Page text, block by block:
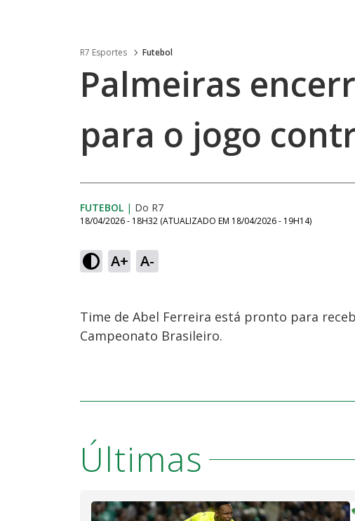
R7 Esportes Futebol
Palmeiras
para o jogo
FUTEBOL | Do R7
18/04/2026 - 18H32 (ATUALIZADO EM 18/04/2026 - 19H14)
A+ A-
Time de Abel Ferreira está pronto para
Campeonato Brasileiro.
Últimas